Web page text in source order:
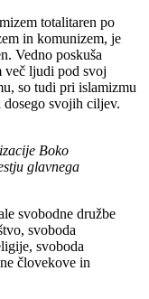
totalitaren po
in komunizem, je
Vedno poskuša
več ljudi pod svoj
so tudi pri islamizmu
svojih ciljev.
Boko
glavnega
svobodne družbe
svoboda
svoboda
človekove in